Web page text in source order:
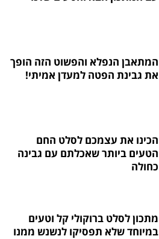
המתאבן הנפלא והפשוט הזה הופך
את גבינת הפטה למעדן אמיתי!
הכינו את עצמכם לסלט החם
הטעים ביותר שאכלתם עם גבינה
כחולה
מתכון לסלט ברוקולי קל וטעים
במיוחד שלא תפסיקו לנשנש ממנו